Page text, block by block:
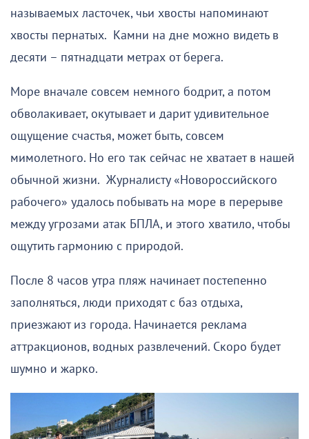
называемых ласточек, чьи хвосты напоминают
хвосты пернатых. Камни на дне можно видеть в
десяти – пятнадцати метрах от берега.
Море вначале совсем немного бодрит, а потом
обволакивает, окутывает и дарит удивительное
ощущение счастья, может быть, совсем
мимолетного. Но его так сейчас не хватает в нашей
обычной жизни. Журналисту «Новороссийского
рабочего» удалось побывать на море в перерыве
между угрозами атак БПЛА, и этого хватило, чтобы
ощутить гармонию с природой.
После 8 часов утра пляж начинает постепенно
заполняться, люди приходят с баз отдыха,
приезжают из города. Начинается реклама
аттракционов, водных развлечений. Скоро будет
шумно и жарко.